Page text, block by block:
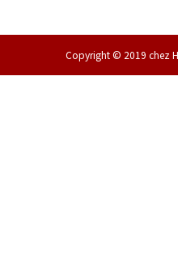
Copyright © 2019 chez